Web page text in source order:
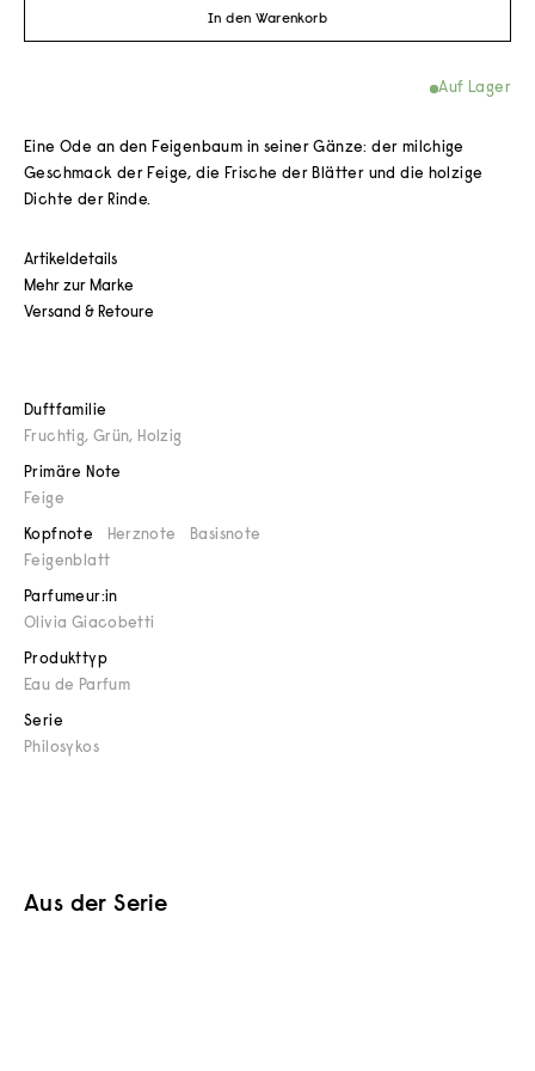
Duftfamilie
Fruchtig, Grün, Holzig
Primäre Note
Feige
Kopfnote Herznote
Basisnote
Feigenblatt
Parfumeur:in
Olivia Giacobetti
Produkttyp
Eau de Parfum
Serie
Philosykos
In den Warenkorb
Auf Lager
Eine Ode an den Feigenbaum in seiner Gänze: der milchige
Geschmack der Feige, die Frische der Blätter und die holzige
Dichte der Rinde.
Artikeldetails
Mehr zur Marke
Versand & Retoure
Aus der Serie